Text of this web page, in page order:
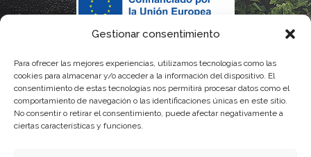
Gestionar consentimiento
Para ofrecer las mejores experiencias, utilizamos tecnologías como las
cookies para almacenar y/o acceder a la información del dispositivo. El
consentimiento de estas tecnologías nos permitirá procesar datos como el
comportamiento de navegación o las identificaciones únicas en este sitio.
No consentir o retirar el consentimiento, puede afectar negativamente a
ciertas características y funciones.
La gestión de la DOP Lanzarote realizada por este Consejo Regulador es financiada,